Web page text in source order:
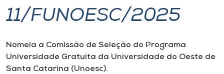
I.nova
Diplomados
11/FUNOESC/2025
Nomeia a Comissão de Seleção do Programa
Universidade Gratuita da Universidade do Oeste de
Santa Catarina (Unoesc).